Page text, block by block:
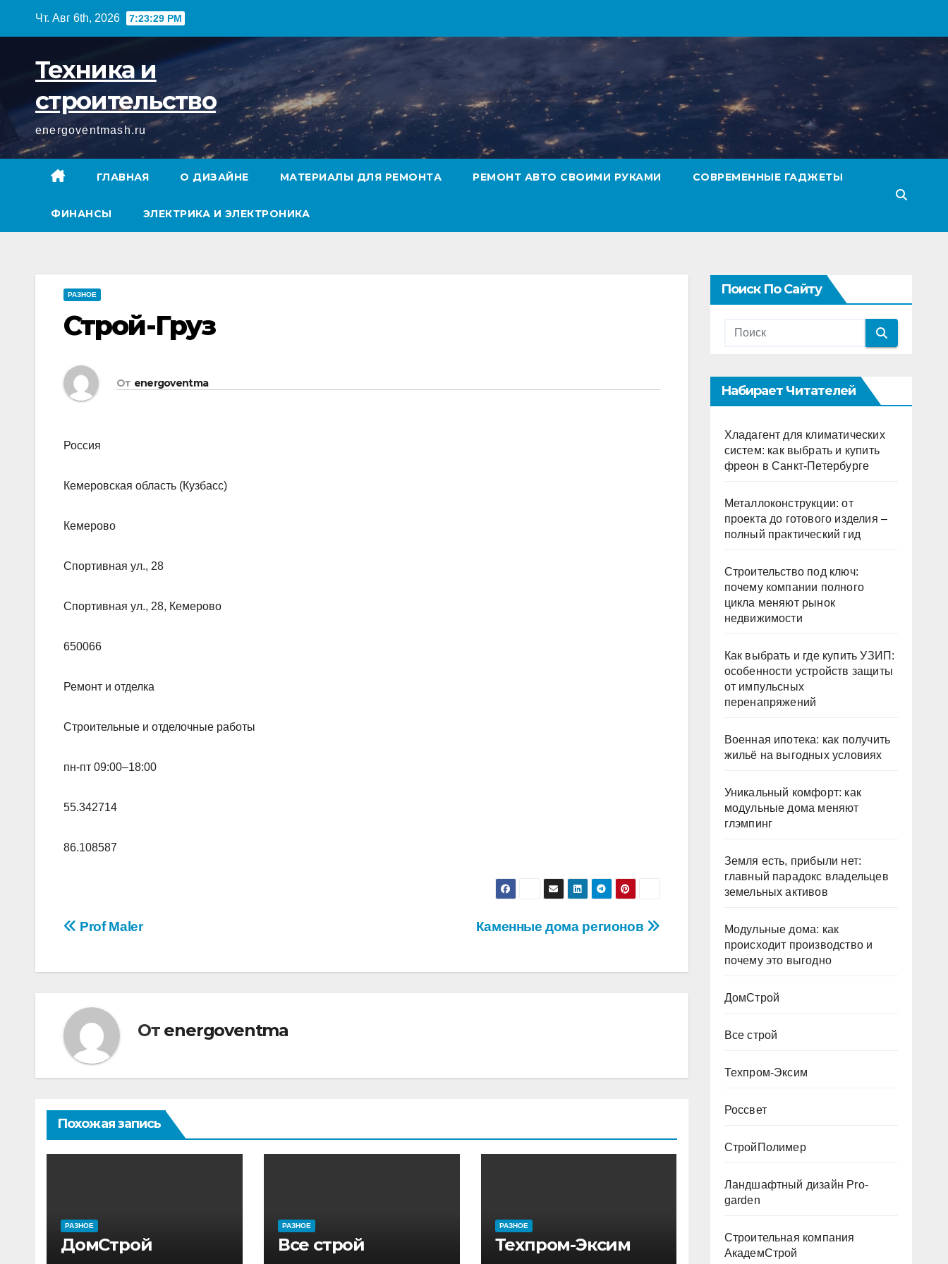
Чт. Авг 6th, 2026 7:23:30 PM
Техника и
строительство
energoventmash.ru
ГЛАВНАЯ О ДИЗАЙНЕ МАТЕРИАЛЫ ДЛЯ РЕМОНТА РЕМОНТ АВТО СВОИМИ РУКАМИ СОВРЕМЕННЫЕ ГАДЖЕТЫ
ФИНАНСЫ ЭЛЕКТРИКА И ЭЛЕКТРОНИКА
РАЗНОЕ
Строй-Груз
От energoventma
Россия
Кемеровская область (Кузбасс)
Кемерово
Спортивная ул., 28
Спортивная ул., 28, Кемерово
650066
Ремонт и отделка
Строительные и отделочные работы
пн-пт 09:00–18:00
55.342714
86.108587
Навигация
Каменные дома регионов
Prof Maler
От energoventma
Похожая запись
РАЗНОЕ
ДомСтрой
РАЗНОЕ
Все строй
РАЗНОЕ
Техпром-Эксим
Поиск По Сайту
Набирает Читателей
Хладагент для климатических
систем: как выбрать и купить
фреон в Санкт-Петербурге
Металлоконструкции: от
проекта до готового изделия –
полный практический гид
Строительство под ключ:
почему компании полного
цикла меняют рынок
недвижимости
Как выбрать и где купить УЗИП:
особенности устройств защиты
от импульсных
перенапряжений
Военная ипотека: как получить
жильё на выгодных условиях
Уникальный комфорт: как
модульные дома меняют
глэмпинг
Земля есть, прибыли нет:
главный парадокс владельцев
земельных активов
Модульные дома: как
происходит производство и
почему это выгодно
ДомСтрой
Все строй
Техпром-Эксим
Россвет
СтройПолимер
Ландшафтный дизайн Pro-
garden
Строительная компания
АкадемСтрой